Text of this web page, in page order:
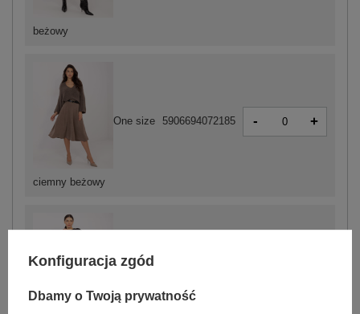
ciemny beżowy
One size 5906694072185 - +
beżowy
One size
Konfiguracja zgód
Dbamy o Twoją prywatność